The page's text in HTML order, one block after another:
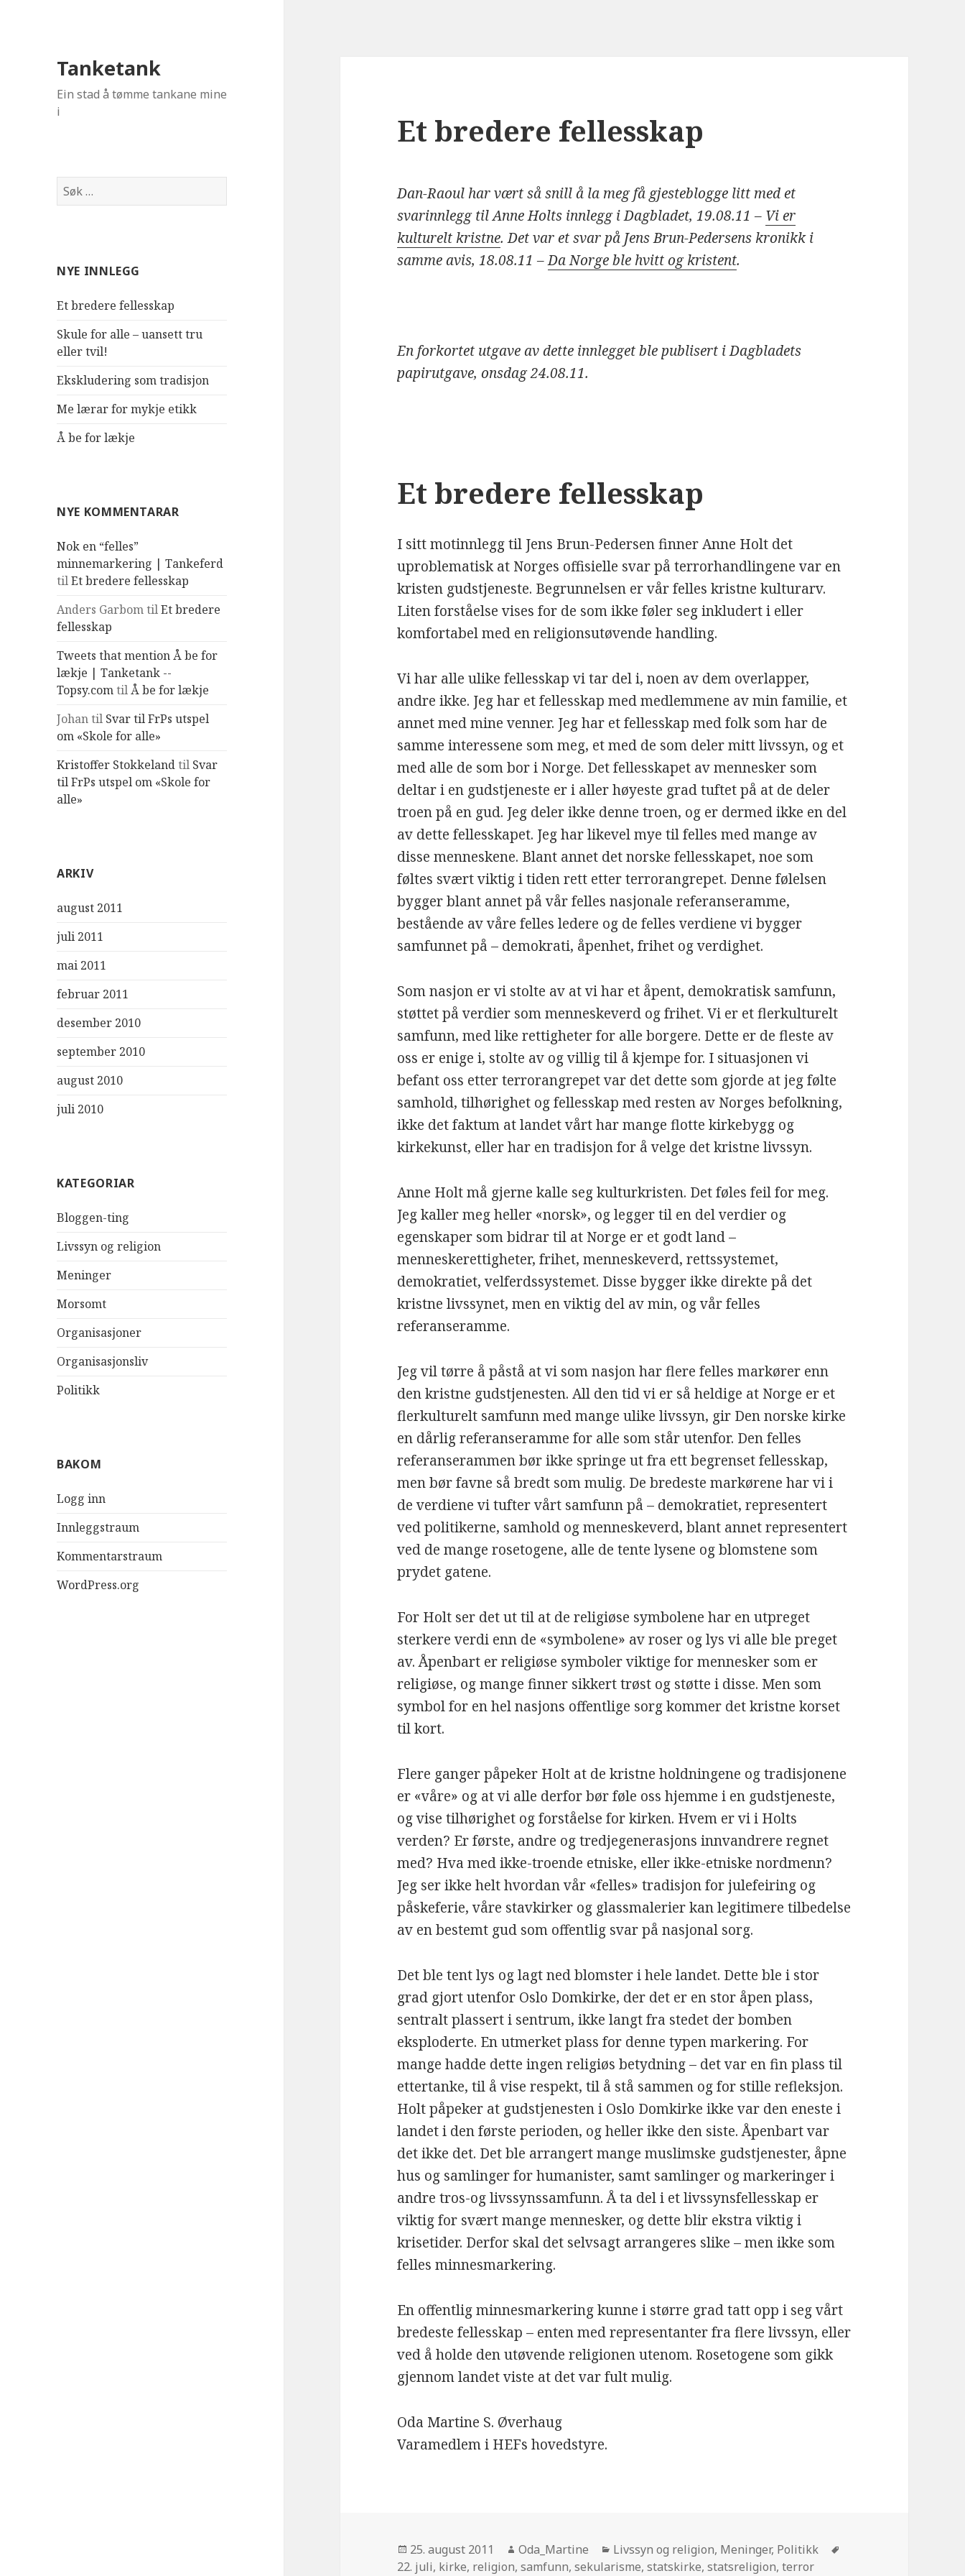
Tanketank
Ein stad å tømme tankane mine
i
Leit
etter:
NYE INNLEGG
Et bredere fellesskap
Skule for alle – uansett tru
eller tvil!
Ekskludering som tradisjon
Me lærar for mykje etikk
Å be for lækje
NYE KOMMENTARAR
Nok en “felles”
minnemarkering | Tankeferd
tilEt bredere fellesskap
Anders GarbomtilEt bredere
fellesskap
Tweets that mention Å be for
lækje | Tanketank --
Topsy.comtilÅ be for lækje
Johantil Svar til FrPs utspel
om «Skole for alle»
Kristoffer Stokkelandtil Svar
til FrPs utspel om «Skole for
alle»
ARKIV
august 2011
juli 2011
mai 2011
februar 2011
desember 2010
september 2010
august 2010
juli 2010
KATEGORIAR
Bloggen-ting
Livssyn og religion
Meninger
Morsomt
Organisasjoner
Organisasjonsliv
Politikk
BAKOM
Logg inn
Innleggstraum
Kommentarstraum
WordPress.org
Et bredere fellesskap
Dan-Raoul har vært så snill å la meg få gjesteblogge litt med et
svarinnlegg til Anne Holts innlegg i Dagbladet, 19.08.11 – Vi er
kulturelt kristne. Det var et svar på Jens Brun-Pedersens kronikk i
samme avis, 18.08.11 –Da Norge ble hvitt og kristent.
En forkortet utgave av dette innlegget ble publisert i Dagbladets
papirutgave, onsdag 24.08.11.
Et bredere fellesskap
I sitt motinnlegg til Jens Brun-Pedersen finner Anne Holt det
uproblematisk at Norges offisielle svar på terrorhandlingene var en
kristen gudstjeneste. Begrunnelsen er vår felles kristne kulturarv.
Liten forståelse vises for de som ikke føler seg inkludert i eller
komfortabel med en religionsutøvende handling.
Vi har alle ulike fellesskap vi tar del i, noen av dem overlapper,
andre ikke. Jeg har et fellesskap med medlemmene av min familie, et
annet med mine venner. Jeg har et fellesskap med folk som har de
samme interessene som meg, et med de som deler mitt livssyn, og et
med alle de som bor i Norge. Det fellesskapet av mennesker som
deltar i en gudstjeneste er i aller høyeste grad tuftet på at de deler
troen på en gud. Jeg deler ikke denne troen, og er dermed ikke en del
av dette fellesskapet. Jeg har likevel mye til felles med mange av
disse menneskene. Blant annet det norske fellesskapet, noe som
føltes svært viktig i tiden rett etter terrorangrepet. Denne følelsen
bygger blant annet på vår felles nasjonale referanseramme,
bestående av våre felles ledere og de felles verdiene vi bygger
samfunnet på – demokrati, åpenhet, frihet og verdighet.
Som nasjon er vi stolte av at vi har et åpent, demokratisk samfunn,
støttet på verdier som menneskeverd og frihet. Vi er et flerkulturelt
samfunn, med like rettigheter for alle borgere. Dette er de fleste av
oss er enige i, stolte av og villig til å kjempe for. I situasjonen vi
befant oss etter terrorangrepet var det dette som gjorde at jeg følte
samhold, tilhørighet og fellesskap med resten av Norges befolkning,
ikke det faktum at landet vårt har mange flotte kirkebygg og
kirkekunst, eller har en tradisjon for å velge det kristne livssyn.
Anne Holt må gjerne kalle seg kulturkristen. Det føles feil for meg.
Jeg kaller meg heller «norsk», og legger til en del verdier og
egenskaper som bidrar til at Norge er et godt land –
menneskerettigheter, frihet, menneskeverd, rettssystemet,
demokratiet, velferdssystemet. Disse bygger ikke direkte på det
kristne livssynet, men en viktig del av min, og vår felles
referanseramme.
Jeg vil tørre å påstå at vi som nasjon har flere felles markører enn
den kristne gudstjenesten. All den tid vi er så heldige at Norge er et
flerkulturelt samfunn med mange ulike livssyn, gir Den norske kirke
en dårlig referanseramme for alle som står utenfor. Den felles
referanserammen bør ikke springe ut fra ett begrenset fellesskap,
men bør favne så bredt som mulig. De bredeste markørene har vi i
de verdiene vi tufter vårt samfunn på – demokratiet, representert
ved politikerne, samhold og menneskeverd, blant annet representert
ved de mange rosetogene, alle de tente lysene og blomstene som
prydet gatene.
For Holt ser det ut til at de religiøse symbolene har en utpreget
sterkere verdi enn de «symbolene» av roser og lys vi alle ble preget
av. Åpenbart er religiøse symboler viktige for mennesker som er
religiøse, og mange finner sikkert trøst og støtte i disse. Men som
symbol for en hel nasjons offentlige sorg kommer det kristne korset
til kort.
Flere ganger påpeker Holt at de kristne holdningene og tradisjonene
er «våre» og at vi alle derfor bør føle oss hjemme i en gudstjeneste,
og vise tilhørighet og forståelse for kirken. Hvem er vi i Holts
verden? Er første, andre og tredjegenerasjons innvandrere regnet
med? Hva med ikke-troende etniske, eller ikke-etniske nordmenn?
Jeg ser ikke helt hvordan vår «felles» tradisjon for julefeiring og
påskeferie, våre stavkirker og glassmalerier kan legitimere tilbedelse
av en bestemt gud som offentlig svar på nasjonal sorg.
Det ble tent lys og lagt ned blomster i hele landet. Dette ble i stor
grad gjort utenfor Oslo Domkirke, der det er en stor åpen plass,
sentralt plassert i sentrum, ikke langt fra stedet der bomben
eksploderte. En utmerket plass for denne typen markering. For
mange hadde dette ingen religiøs betydning – det var en fin plass til
ettertanke, til å vise respekt, til å stå sammen og for stille refleksjon.
Holt påpeker at gudstjenesten i Oslo Domkirke ikke var den eneste i
landet i den første perioden, og heller ikke den siste. Åpenbart var
det ikke det. Det ble arrangert mange muslimske gudstjenester, åpne
hus og samlinger for humanister, samt samlinger og markeringer i
andre tros-og livssynssamfunn. Å ta del i et livssynsfellesskap er
viktig for svært mange mennesker, og dette blir ekstra viktig i
krisetider. Derfor skal det selvsagt arrangeres slike – men ikke som
felles minnesmarkering.
En offentlig minnesmarkering kunne i større grad tatt opp i seg vårt
bredeste fellesskap – enten med representanter fra flere livssyn, eller
ved å holde den utøvende religionen utenom. Rosetogene som gikk
gjennom landet viste at det var fult mulig.
Oda Martine S. Øverhaug
Varamedlem i HEFs hovedstyre.
Posta
25. august 2011 Forfattar
Oda_Martine Kategoriar
Livssyn og religion, Meninger, Politikk
22. juli, kirke, religion,samfunn,sekularisme,statskirke,statsreligion,terror